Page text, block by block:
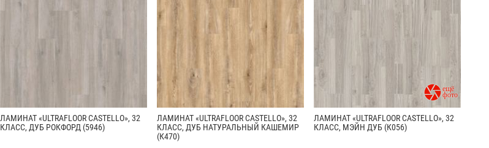
ЛАМИНАТ «ULTRAFLOOR CASTELLO», 32
КЛАСС, ДУБ РОКФОРД (5946)
ЛАМИНАТ «ULTRAFLOOR CASTELLO», 32
КЛАСС, ДУБ НАТУРАЛЬНЫЙ КАШЕМИР
(К470)

ЛАМИНАТ «ULTRAFLOOR CASTELLO», 32
КЛАСС, МЭЙН ДУБ (К056)